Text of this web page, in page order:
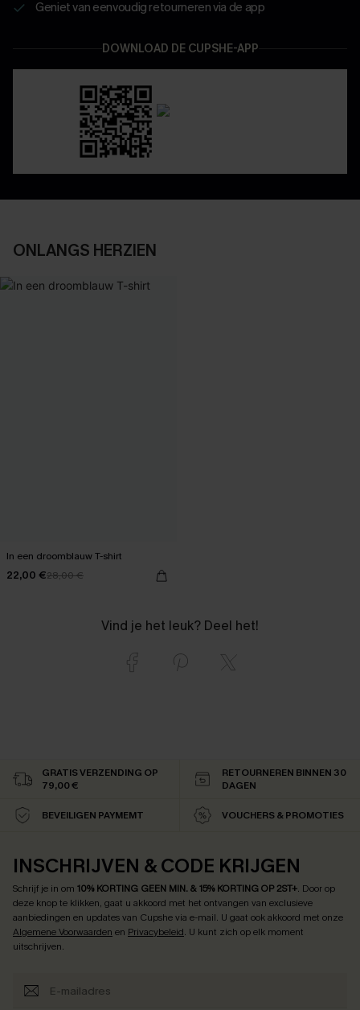
Geniet van eenvoudig retourneren via de app
DOWNLOAD DE CUPSHE-APP
ONLANGS HERZIEN
In een droomblauw T-shirt
22,00 €28,00 €
Vind je het leuk? Deel het!
GRATIS VERZENDING OP
79,00 €
RETOURNEREN BINNEN 30
DAGEN
BEVEILIGEN PAYMEMT VOUCHERS & PROMOTIES
INSCHRIJVEN & CODE KRIJGEN
Schrijf je in om 10% KORTING GEEN MIN. & 15% KORTING OP 2ST+. Door op
deze knop te klikken, gaat u akkoord met het ontvangen van exclusieve
aanbiedingen en updates van Cupshe via e-mail. U gaat ook akkoord met onze
Algemene Voorwaarden en Privacybeleid. U kunt zich op elk moment
uitschrijven.